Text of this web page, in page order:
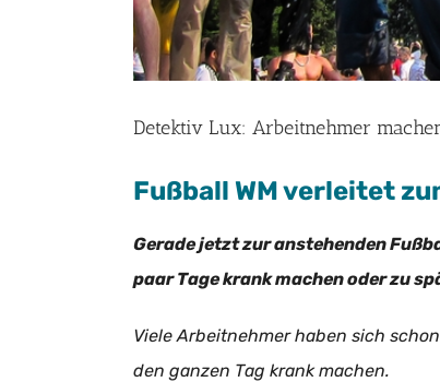
Detektiv Lux: Arbeitnehmer
Fußball WM verleitet
Gerade jetzt zur anstehenden
paar Tage krank machen oder zu
Viele Arbeitnehmer haben sich
den ganzen Tag krank machen.